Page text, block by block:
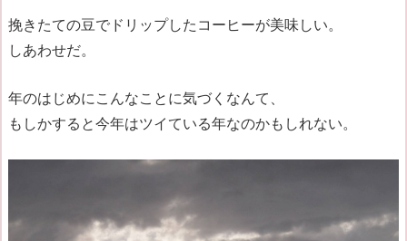
挽きたての豆でドリップしたコーヒーが美味しい。
しあわせだ。
年のはじめにこんなことに気づくなんて、
もしかすると今年はツイている年なのかもしれない。